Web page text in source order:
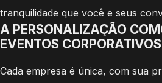
tranquilidade que você e seus
A PERSONALIZAÇÃO
EVENTOS
Cada empresa é única, com sua